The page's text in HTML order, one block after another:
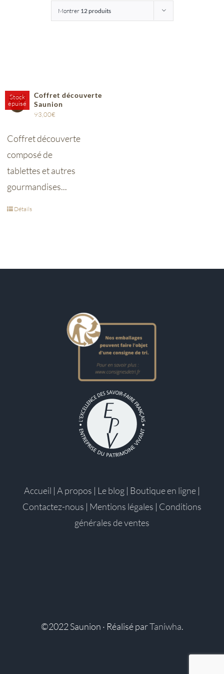
Montrer 12 produits
Stock
épuisé
Coffret découverte
Saunion
93,00€
Coffret découverte
composé de
tablettes et autres
gourmandises...
Détails
Accueil | A propos | Le blog | Boutique en ligne |
Contactez-nous | Mentions légales | Conditions
générales de ventes
©2022 Saunion · Réalisé parTaniwha.